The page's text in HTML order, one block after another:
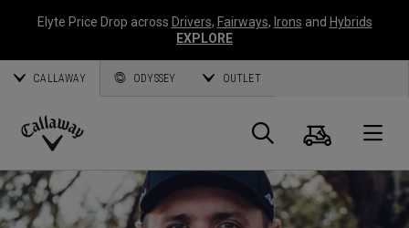
Elyte Price Drop across Drivers, Fairways, Irons and Hybrids
EXPLORE
CALLAWAY ODYSSEY OUTLET
Callaway
Golf
Suche